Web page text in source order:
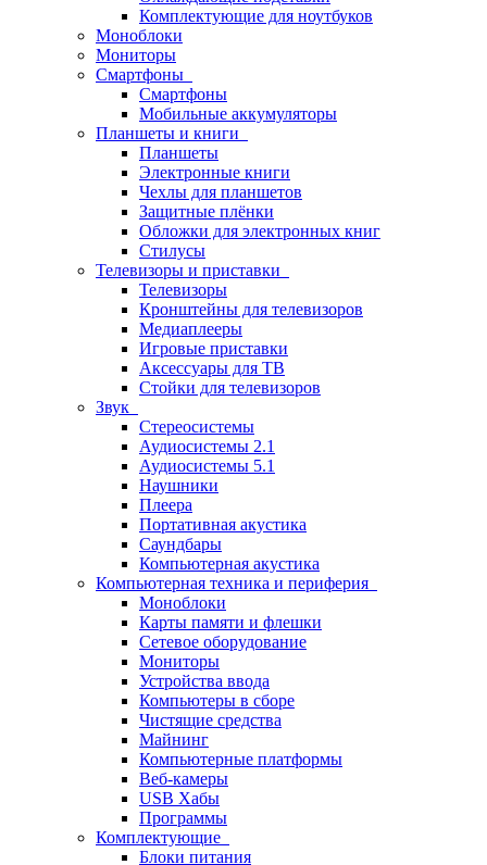
Комплектующие для ноутбуков
Моноблоки
Мониторы
Смартфоны
Смартфоны
Мобильные аккумуляторы
Планшеты и книги
Планшеты
Электронные книги
Чехлы для планшетов
Защитные плёнки
Обложки для электронных книг
Стилусы
Телевизоры и приставки
Телевизоры
Кронштейны для телевизоров
Медиаплееры
Игровые приставки
Аксессуары для ТВ
Стойки для телевизоров
Звук
Стереосистемы
Аудиосистемы 2.1
Аудиосистемы 5.1
Наушники
Плеера
Портативная акустика
Саундбары
Компьютерная акустика
Компьютерная техника и периферия
Моноблоки
Карты памяти и флешки
Сетевое оборудование
Мониторы
Устройства ввода
Компьютеры в сборе
Чистящие средства
Майнинг
Компьютерные платформы
Веб-камеры
USB Хабы
Программы
Комплектующие
Блоки питания